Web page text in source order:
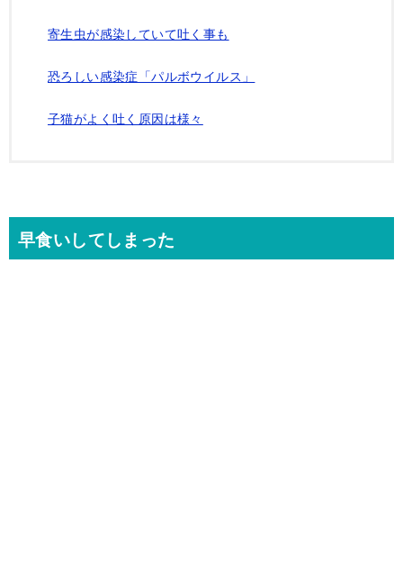
寄生虫が感染していて吐く事も
恐ろしい感染症「パルボウイルス」
子猫がよく吐く原因は様々
早食いしてしまった